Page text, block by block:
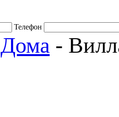
Телефон
Дома -